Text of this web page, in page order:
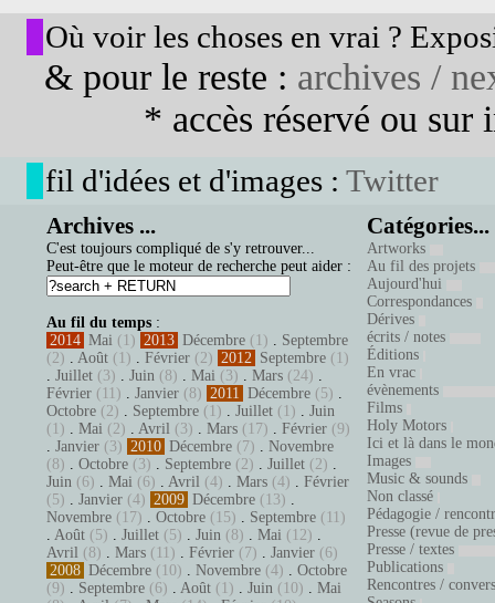
Où voir les choses en vrai ?
& pour le reste : archives /
* accès réservé ou sur
fil d'idées et d'images : Twitter
Archives ...
C'est toujours compliqué de s'y retrouver...
Peut-être que le moteur de recherche peut aider :
Au fil du temps :
2014 Mai (1) 2013 Décembre (1) . Septembre
(2) . Août (1) . Février (2) 2012 Septembre (1)
. Juillet (3) . Juin (8) . Mai (3) . Mars (24) .
Février (11) . Janvier (8) 2011 Décembre (5) .
Octobre (2) . Septembre (1) . Juillet (1) . Juin
(1) . Mai (2) . Avril (3) . Mars (17) . Février (9)
. Janvier (3) 2010 Décembre (7) . Novembre
(8) . Octobre (3) . Septembre (2) . Juillet (2) .
Juin (6) . Mai (6) . Avril (4) . Mars (4) . Février
(5) . Janvier (4) 2009 Décembre (13) .
Novembre (17) . Octobre (15) . Septembre (11)
. Août (5) . Juillet (5) . Juin (8) . Mai (12) .
Avril (8) . Mars (11) . Février (7) . Janvier (6)
2008 Décembre (10) . Novembre (4) . Octobre
(9) . Septembre (6) . Août (1) . Juin (10) . Mai
Catégories...
Artworks
Au fil des projets
Aujourd'hui
Correspondances
Dérives
écrits / notes
Éditions
En vrac
évènements
Films
Holy Motors
Ici et là dans le
Images
Music & sounds
Non classé
Pédagogie /
Presse (revue de
Presse / textes
Publications
Rencontres /